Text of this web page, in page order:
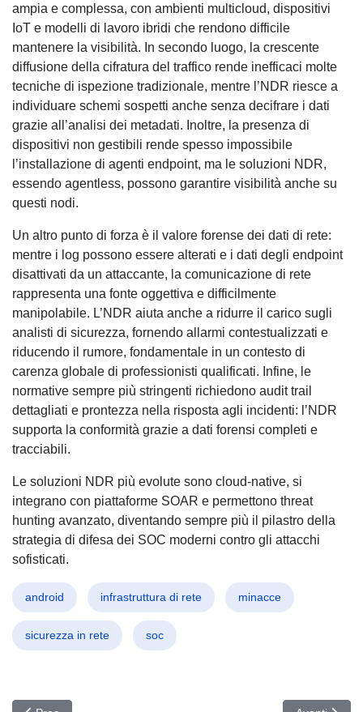
ampia e complessa, con ambienti multicloud, dispositivi
IoT e modelli di lavoro ibridi che rendono difficile
mantenere la visibilità. In secondo luogo, la crescente
diffusione della cifratura del traffico rende inefficaci molte
tecniche di ispezione tradizionale, mentre l’NDR riesce a
individuare schemi sospetti anche senza decifrare i dati
grazie all’analisi dei metadati. Inoltre, la presenza di
dispositivi non gestibili rende spesso impossibile
l’installazione di agenti endpoint, ma le soluzioni NDR,
essendo agentless, possono garantire visibilità anche su
questi nodi.
Un altro punto di forza è il valore forense dei dati di rete:
mentre i log possono essere alterati e i dati degli endpoint
disattivati da un attaccante, la comunicazione di rete
rappresenta una fonte oggettiva e difficilmente
manipolabile. L’NDR aiuta anche a ridurre il carico sugli
analisti di sicurezza, fornendo allarmi contestualizzati e
riducendo il rumore, fondamentale in un contesto di
carenza globale di professionisti qualificati. Infine, le
normative sempre più stringenti richiedono audit trail
dettagliati e prontezza nella risposta agli incidenti: l’NDR
supporta la conformità grazie a dati forensi completi e
tracciabili.
Le soluzioni NDR più evolute sono cloud-native, si
integrano con piattaforme SOAR e permettono threat
hunting avanzato, diventando sempre più il pilastro della
strategia di difesa dei SOC moderni contro gli attacchi
sofisticati.
android infrastruttura di rete minacce
sicurezza in rete soc